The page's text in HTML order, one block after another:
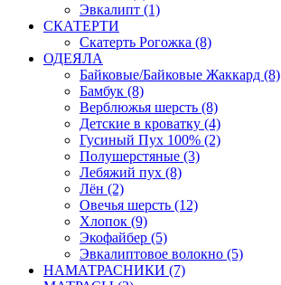
Эвкалипт (1)
СКАТЕРТИ
Скатерть Рогожка (8)
ОДЕЯЛА
Байковые/Байковые Жаккард (8)
Бамбук (8)
Верблюжья шерсть (8)
Детские в кроватку (4)
Гусиный Пух 100% (2)
Полушерстяные (3)
Лебяжий пух (8)
Лён (2)
Овечья шерсть (12)
Хлопок (9)
Экофайбер (5)
Эвкалиптовое волокно (5)
НАМАТРАСНИКИ (7)